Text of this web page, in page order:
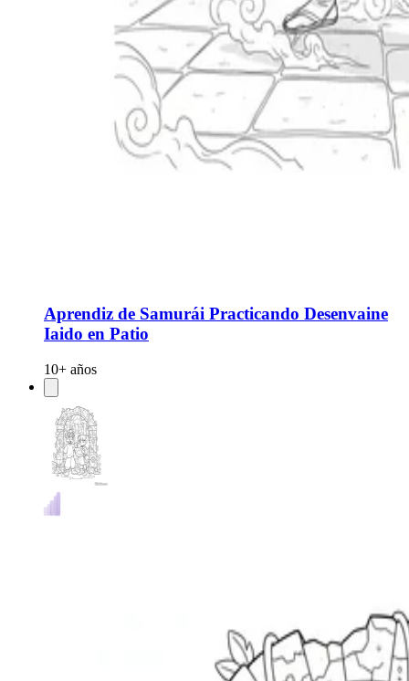
Aprendiz de Samurái Practicando Desenvaine
Iaido en Patio
10+ años